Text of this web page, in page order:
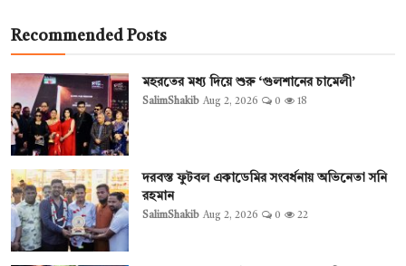
Recommended Posts
মহরতের মধ্য দিয়ে শুরু ‘গুলশানের চামেলী’
SalimShakib Aug 2, 2026 0 18
দরবস্ত ফুটবল একাডেমির সংবর্ধনায় অভিনেতা সনি
রহমান
SalimShakib Aug 2, 2026 0 22